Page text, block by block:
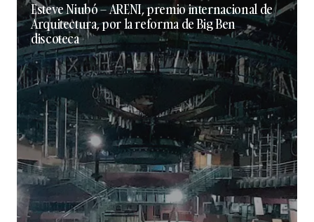
Esteve Niubó – ARENI, premio internacional de
Arquitectura, por la reforma de Big Ben
discoteca